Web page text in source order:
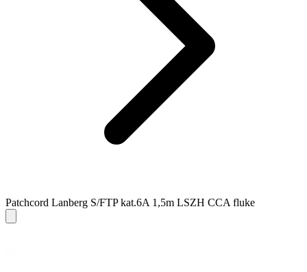
Patchcord Lanberg S/FTP kat.6A 1,5m LSZH CCA fluke